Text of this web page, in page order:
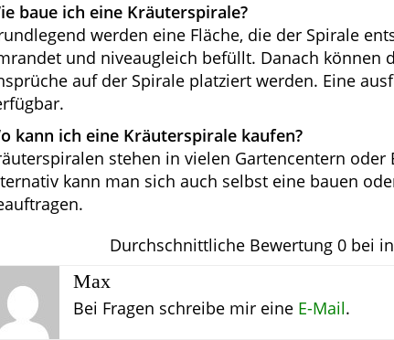
baue ich eine Kräuterspirale?
werden eine Fläche, die der Spirale
und niveaugleich befüllt. Danach können
auf der Spirale platziert werden. Eine
kann ich eine Kräuterspirale kaufen?
stehen in vielen Gartencentern oder
kann man sich auch selbst eine bauen
Durchschnittliche Bewertung 0 bei
Max
Bei Fragen schreibe mir eine E-Mail.